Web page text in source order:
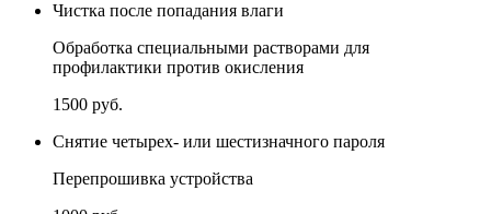
Чистка после попадания влаги
Обработка специальными растворами для
профилактики против окисления
1500 руб.
Снятие четырех- или шестизначного пароля
Перепрошивка устройства